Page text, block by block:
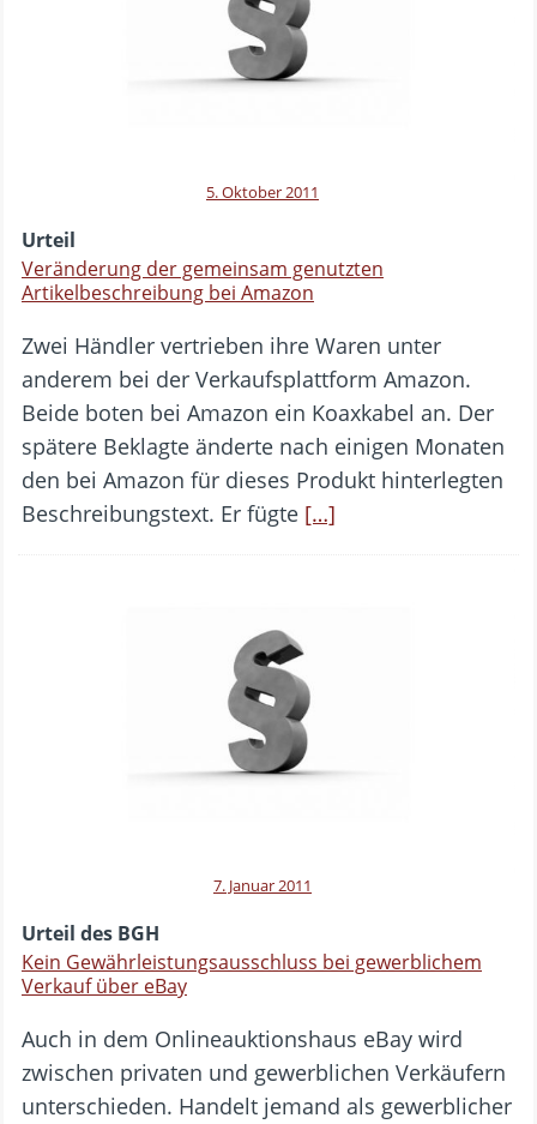
5. Oktober 2011
Urteil
Veränderung der gemeinsam genutzten
Artikelbeschreibung bei Amazon
Zwei Händler vertrieben ihre Waren unter
anderem bei der Verkaufsplattform Amazon.
Beide boten bei Amazon ein Koaxkabel an. Der
spätere Beklagte änderte nach einigen Monaten
den bei Amazon für dieses Produkt hinterlegten
Beschreibungstext. Er fügte […]
7. Januar 2011
Urteil des BGH
Kein Gewährleistungsausschluss bei gewerblichem
Verkauf über eBay
Auch in dem Onlineauktionshaus eBay wird
zwischen privaten und gewerblichen Verkäufern
unterschieden. Handelt jemand als gewerblicher